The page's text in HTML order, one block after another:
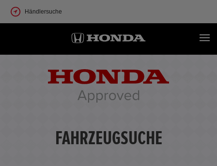
Händlersuche
FAHRZEUGSUCHE